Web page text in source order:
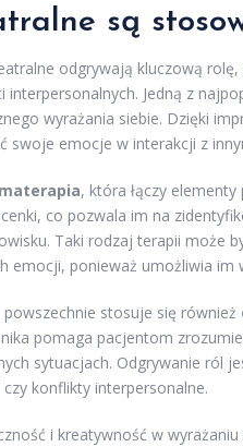
są
odgrywają kluczową
Jedną z
wyrażania siebie. Dzięki
swoje emocje w interakcji z
, która łączy
co pozwala im na
Taki rodzaj terapii może
emocji, ponieważ umożliwia im
stosuje się również
pomaga pacjentom
sytuacjach. Odgrywanie ról
konflikty interpersonalne.
i kreatywność w wyrażaniu